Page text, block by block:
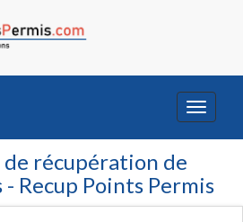
Toggle
de récupération de
Recup Points Permis